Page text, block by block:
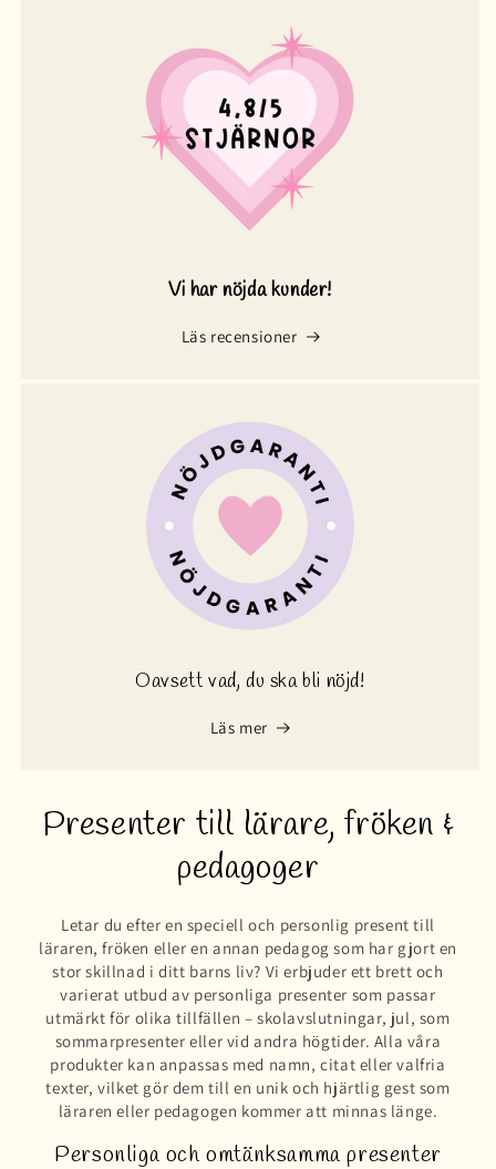
Vi har nöjda kunder!
Läs recensioner
Oavsett vad, du ska bli nöjd!
Läs mer
Presenter till lärare, fröken &
pedagoger
Letar du efter en speciell och personlig present till
läraren, fröken eller en annan pedagog som har gjort en
stor skillnad i ditt barns liv? Vi erbjuder ett brett och
varierat utbud av personliga presenter som passar
utmärkt för olika tillfällen – skolavslutningar, jul, som
sommarpresenter eller vid andra högtider. Alla våra
produkter kan anpassas med namn, citat eller valfria
texter, vilket gör dem till en unik och hjärtlig gest som
läraren eller pedagogen kommer att minnas länge.
Personliga och omtänksamma presenter